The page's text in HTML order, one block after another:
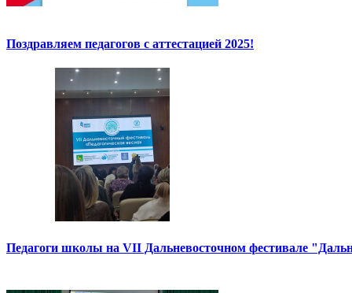
Поздравляем педагогов с аттестацией 2025!
Педагоги школы на VII Дальневосточном фестивале